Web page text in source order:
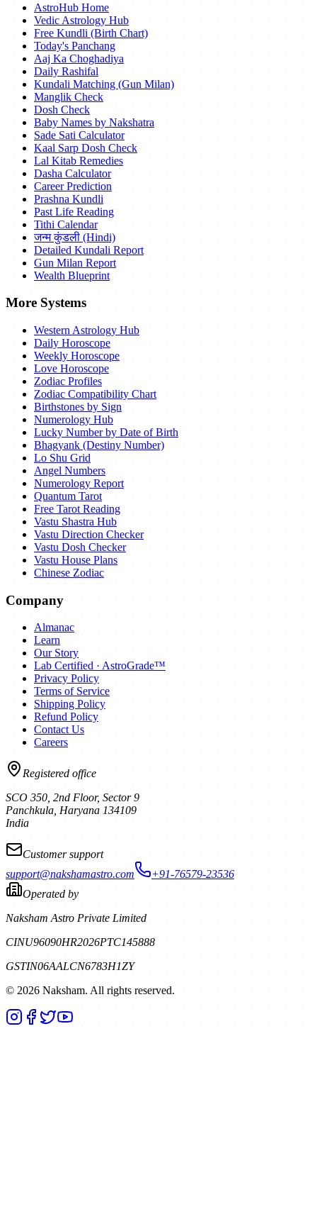
AstroHub Home
Vedic Astrology Hub
Free Kundli (Birth Chart)
Today's Panchang
Aaj Ka Choghadiya
Daily Rashifal
Kundali Matching (Gun Milan)
Manglik Check
Dosh Check
Baby Names by Nakshatra
Sade Sati Calculator
Kaal Sarp Dosh Check
Lal Kitab Remedies
Dasha Calculator
Career Prediction
Prashna Kundli
Past Life Reading
Tithi Calendar
जन्म कुंडली (Hindi)
Detailed Kundali Report
Gun Milan Report
Wealth Blueprint
More Systems
Western Astrology Hub
Daily Horoscope
Weekly Horoscope
Love Horoscope
Zodiac Profiles
Zodiac Compatibility Chart
Birthstones by Sign
Numerology Hub
Lucky Number by Date of Birth
Bhagyank (Destiny Number)
Lo Shu Grid
Angel Numbers
Numerology Report
Quantum Tarot
Free Tarot Reading
Vastu Shastra Hub
Vastu Direction Checker
Vastu Dosh Checker
Vastu House Plans
Chinese Zodiac
Company
Almanac
Learn
Our Story
Lab Certified · AstroGrade™
Privacy Policy
Terms of Service
Shipping Policy
Refund Policy
Contact Us
Careers
Registered office
SCO 350, 2nd Floor, Sector 9
Panchkula, Haryana 134109
India
Customer support
support@nakshamastro.com
+91-76579-23536
Operated by
Naksham Astro Private Limited
CINU96090HR2026PTC145888
GSTIN06AALCN6783H1ZY
© 2026 Naksham. All rights reserved.